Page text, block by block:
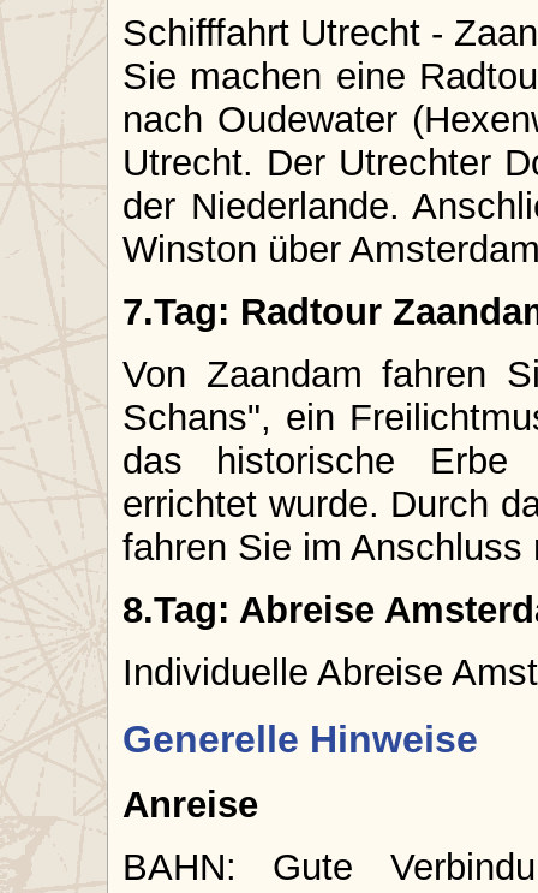
Schifffahrt Utrecht -
Sie machen eine
nach Oudewater
Utrecht. Der Utrechter
der Niederlande.
Winston über
7.Tag: Radtour
Von Zaandam fahren
Schans", ein
das historische Erbe
errichtet wurde. Durch
fahren Sie im
8.Tag: Abreise
Individuelle Abreise
Generelle Hinweise
Anreise
BAHN: Gute